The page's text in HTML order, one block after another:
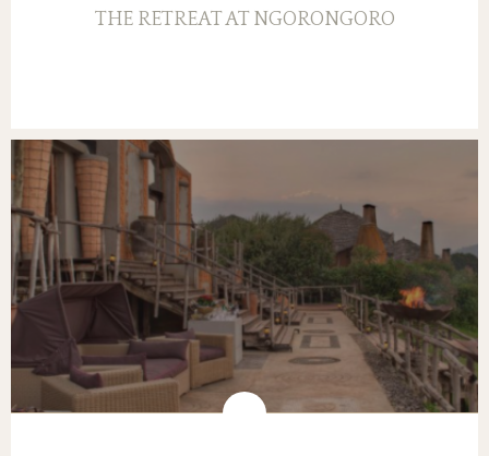
THE RETREAT AT NGORONGORO